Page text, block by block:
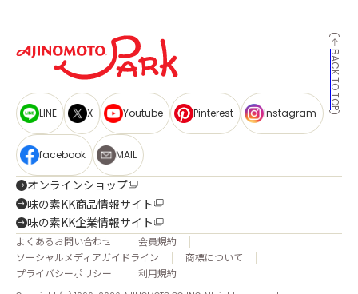
BACK TO TOP
LINE X Youtube Pinterest Instagram
facebook MAIL
オンラインショップ
味の素KK商品情報サイト
味の素KK企業情報サイト
よくあるお問い合わせ
会員規約
ソーシャルメディアガイドライン
商標について
プライバシーポリシー
利用規約